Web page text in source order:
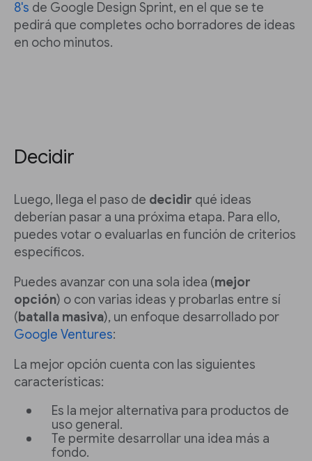
8's de Google Design Sprint, en el que se te
pedirá que completes ocho borradores de ideas
en ocho minutos.
Decidir
Luego, llega el paso de decidir qué ideas
deberían pasar a una próxima etapa. Para ello,
puedes votar o evaluarlas en función de criterios
específicos.
Puedes avanzar con una sola idea (mejor
opción) o con varias ideas y probarlas entre sí
(batalla masiva), un enfoque desarrollado por
Google Ventures:
La mejor opción cuenta con las siguientes
características:
Es la mejor alternativa para productos de
uso general.
Te permite desarrollar una idea más a
fondo.